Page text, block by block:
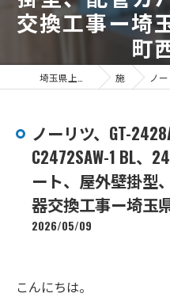
交換工事ー埼
町
施工事例 ノーリツ、GT-
ノーリツ、GT-
C2472SAW-1 BL、
ート、屋外壁掛型
器交換工事ー埼玉
2026/05/09
こんにちは。